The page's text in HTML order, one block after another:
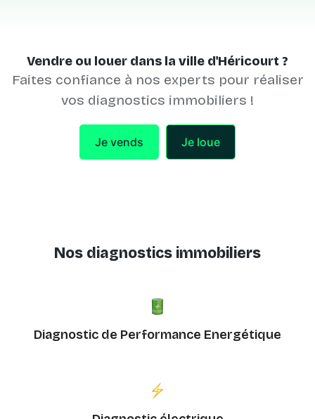
Vendre ou louer dans la ville d'Héricourt ?
Faites confiance à nos experts pour réaliser
vos diagnostics immobiliers !
Je vends Je loue
Nos diagnostics immobiliers
Diagnostic de Performance Energétique